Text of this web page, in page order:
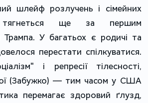
шлейф розлучень і сімейних
ще за першим
Трампа. У багатьох є родичі та
перестати спілкуватися.
і репресії тілесності,
(Забужко) — тим часом у США
перемагає здоровий ґлузд,